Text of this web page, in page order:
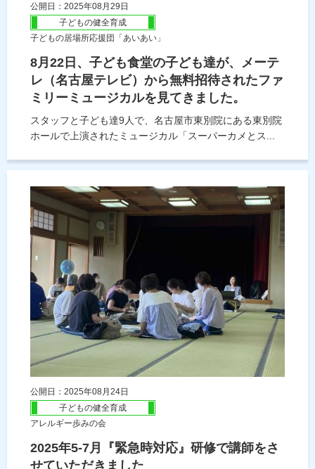
公開日：2025年08月29日
子どもの健全育成
子どもの居場所応援団「あいあい」
8月22日、子ども食堂の子ども達が、メーテ
レ（名古屋テレビ）から無料招待されたファ
ミリーミュージカルを見てきました。
スタッフと子ども達9人で、名古屋市東別院にある東別院
ホールで上演されたミュージカル「スーパーカメとス...
公開日：2025年08月24日
子どもの健全育成
アレルギー歩みの会
2025年5-7月『緊急時対応』研修で講師をさ
せていただきました